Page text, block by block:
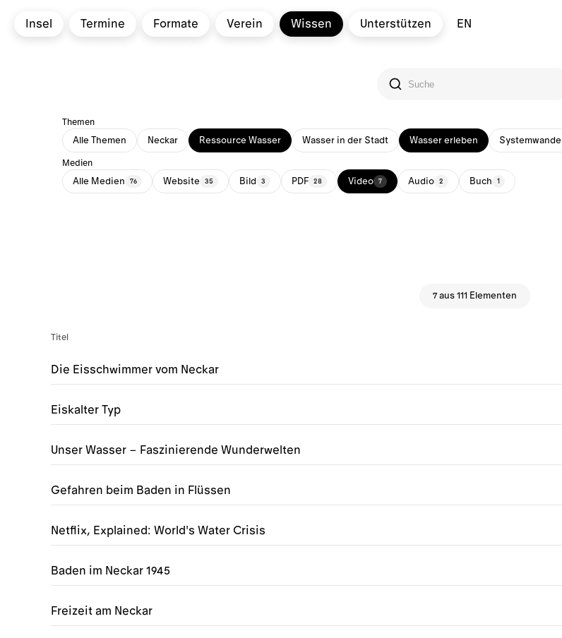
Insel Termine Formate Verein Wissen Unterstützen EN
Themen
Alle Themen Neckar Ressource Wasser Wasser in der Stadt Wasser erleben Systemwandel
Medien
Alle Medien 76 Website 35 Bild 3 PDF 28 Video 7 Audio 2 Buch 1
7 aus 111 Elementen
Titel
Die Eisschwimmer vom Neckar
Eiskalter Typ
Unser Wasser – Faszinierende Wunderwelten
Gefahren beim Baden in Flüssen
Netflix, Explained: World's Water Crisis
Baden im Neckar 1945
Freizeit am Neckar